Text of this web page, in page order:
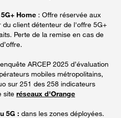
Home : Offre réservée aux
client détenteur de l'offre 5G+
Perte de la remise en cas de
ARCEP 2025 d’évaluation
mobiles métropolitains,
sur 251 des 258 indicateurs
site réseaux d'Orange
5G : dans les zones déployées.